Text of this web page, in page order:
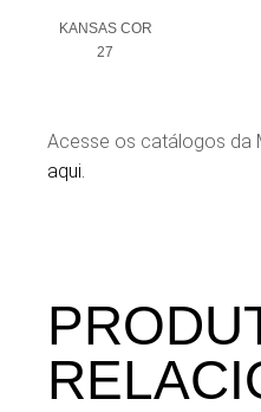
KANSAS COR
27
Acesse os catálogos da
aqui.